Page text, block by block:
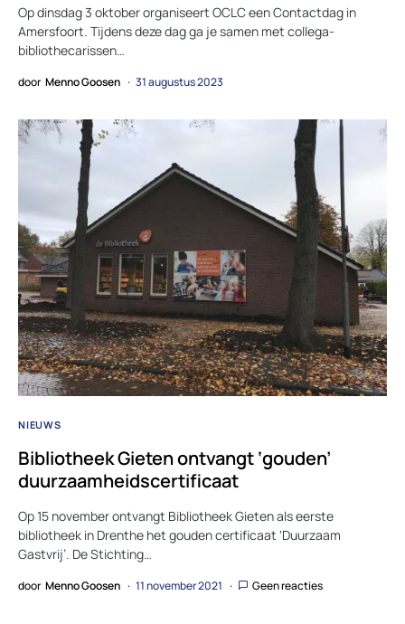
Op dinsdag 3 oktober organiseert OCLC een Contactdag in
Amersfoort. Tijdens deze dag ga je samen met collega-
bibliothecarissen…
door Menno Goosen 31 augustus 2023
NIEUWS
Bibliotheek Gieten ontvangt ‘gouden’
duurzaamheidscertificaat
Op 15 november ontvangt Bibliotheek Gieten als eerste
bibliotheek in Drenthe het gouden certificaat ‘Duurzaam
Gastvrij’. De Stichting…
door Menno Goosen 11 november 2021 Geen reacties